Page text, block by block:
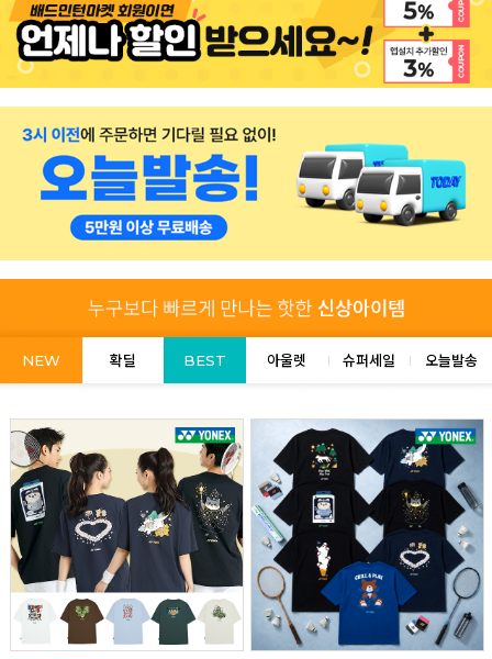
NEW 확딜 BEST 아울렛 슈퍼세일 오늘발송